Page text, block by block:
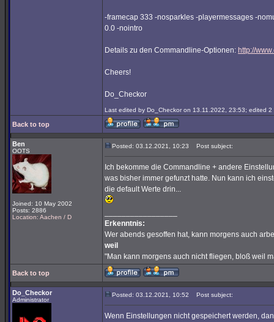
-framecap 333 -nosparkles -playermessages -
0.0 -nointro
Details zu den Commandline-Optionen: http://
Cheers!
Do_Checkor
Last edited by Do_Checkor on 13.11.2022, 23:53; edited 2
Back to top
Ben
OOTS
Joined: 10 May 2002
Posts: 2886
Location: Aachen / D
Posted: 03.12.2021, 10:23 Post subject:
Ich bekomme die Commandline + andere
was bisher immer gefunzt hatte. Nun kann ich
die default Werte drin...
Erkenntnis:
Wer abends gesoffen hat, kann morgens auch
weil
"Man kann morgens auch nicht fliegen, bloß weil
Back to top
Do_Checkor
Administrator
Posted: 03.12.2021, 10:52 Post subject:
Wenn Einstellungen nicht gespeichert werden,